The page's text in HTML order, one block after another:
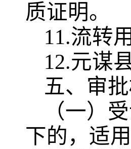
质证明。
11.流转
12.元谋
五、审
（一）
下的，适